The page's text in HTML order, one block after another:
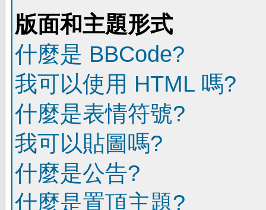
版面和主題形式
什麼是 BBCode?
我可以使用 HTML 嗎?
什麼是表情符號?
我可以貼圖嗎?
什麼是公告?
什麼是置頂主題?